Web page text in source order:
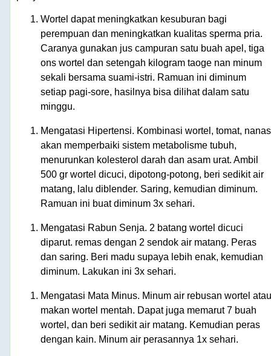
Wortel dapat meningkatkan kesuburan bagi
perempuan dan meningkatkan kualitas sperma pria.
Caranya gunakan jus campuran satu buah apel, tiga
ons wortel dan setengah kilogram taoge nan minum
sekali bersama suami-istri. Ramuan ini diminum
setiap pagi-sore, hasilnya bisa dilihat dalam satu
minggu.
Mengatasi Hipertensi. Kombinasi wortel, tomat,
akan memperbaiki sistem metabolisme tubuh,
menurunkan kolesterol darah dan asam urat. Ambil
500 gr wortel dicuci, dipotong-potong, beri sedikit air
matang, lalu diblender. Saring, kemudian diminum.
Ramuan ini buat diminum 3x sehari.
Mengatasi Rabun Senja. 2 batang wortel dicuci
diparut. remas dengan 2 sendok air matang. Peras
dan saring. Beri madu supaya lebih enak, kemudian
diminum. Lakukan ini 3x sehari.
Mengatasi Mata Minus. Minum air rebusan wortel atau
makan wortel mentah. Dapat juga memarut 7 buah
wortel, dan beri sedikit air matang. Kemudian peras
dengan kain. Minum air perasannya 1x sehari.